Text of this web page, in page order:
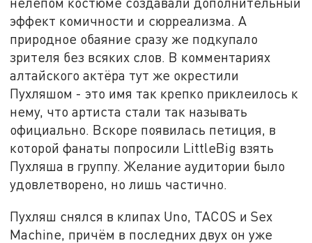
эффект комичности и сюрреализма. А
природное обаяние сразу же подкупало
зрителя без всяких слов. В комментариях
алтайского актёра тут же окрестили
Пухляшом - это имя так крепко приклеилось к
нему, что артиста стали так называть
официально. Вскоре появилась петиция, в
которой фанаты попросили LittleBig взять
Пухляша в группу. Желание аудитории было
удовлетворено, но лишь частично.
Пухляш снялся в клипах Uno, TACOS и Sex
Machine, причём в последних двух он уже